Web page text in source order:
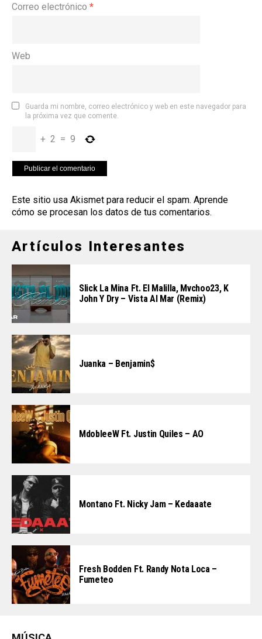
Correo electrónico *
Web
Guarda mi nombre, correo electrónico y web en este navegador para
la próxima vez que comente.
+ 2 = 9
Este sitio usa Akismet para reducir el spam. Aprende
cómo se procesan los datos de tus comentarios.
Artículos Interesantes
Slick La Mina Ft. El Malilla, Mvchoo23, K
John Y Dry – Vista Al Mar (Remix)
Juanka – Benjamin$
MdobleeW Ft. Justin Quiles – AO
Montano Ft. Nicky Jam – Kedaaate
Fresh Bodden Ft. Randy Nota Loca –
Fumeteo